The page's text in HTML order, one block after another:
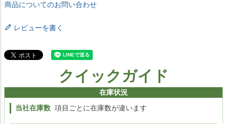
商品についてのお問い合わせ
レビューを書く
クイックガイド
在庫状況
当社在庫数 項目ごとに在庫数が違います